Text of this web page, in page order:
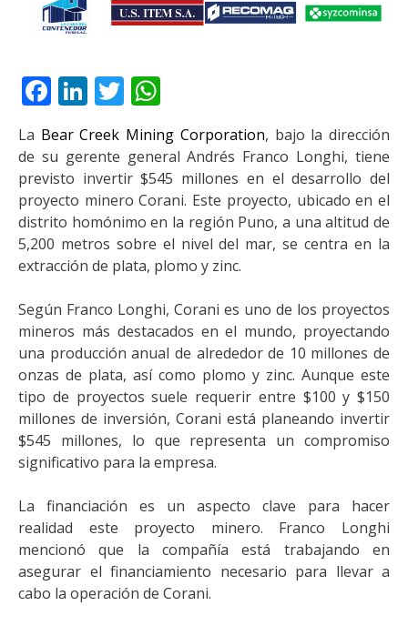
Facebook
LinkedIn
Twitter
La Bear Creek Mining Corporation, bajo la dirección
de su gerente general Andrés Franco Longhi, tiene
previsto invertir $545 millones en el desarrollo del
proyecto minero Corani. Este proyecto, ubicado en el
distrito homónimo en la región Puno, a una altitud de
5,200 metros sobre el nivel del mar, se centra en la
extracción de plata, plomo y zinc.
Según Franco Longhi, Corani es uno de los proyectos
mineros más destacados en el mundo, proyectando
una producción anual de alrededor de 10 millones de
onzas de plata, así como plomo y zinc. Aunque este
tipo de proyectos suele requerir entre $100 y $150
millones de inversión, Corani está planeando invertir
$545 millones, lo que representa un compromiso
significativo para la empresa.
La financiación es un aspecto clave para hacer
realidad este proyecto minero. Franco Longhi
mencionó que la compañía está trabajando en
asegurar el financiamiento necesario para llevar a
cabo la operación de Corani.